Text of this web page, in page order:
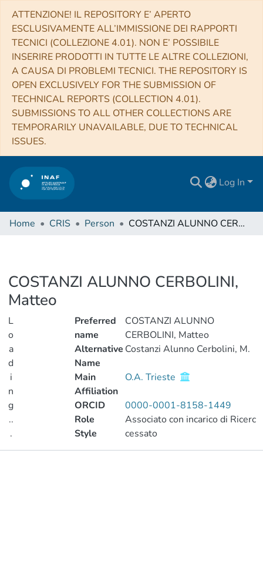
ATTENZIONE! IL REPOSITORY E’ APERTO
ESCLUSIVAMENTE ALL’IMMISSIONE DEI RAPPORTI
TECNICI (COLLEZIONE 4.01). NON E’ POSSIBILE
INSERIRE PRODOTTI IN TUTTE LE ALTRE COLLEZIONI,
A CAUSA DI PROBLEMI TECNICI. THE REPOSITORY IS
OPEN EXCLUSIVELY FOR THE SUBMISSION OF
TECHNICAL REPORTS (COLLECTION 4.01).
SUBMISSIONS TO ALL OTHER COLLECTIONS ARE
TEMPORARILY UNAVAILABLE, DUE TO TECHNICAL
ISSUES.
Log In
Home CRIS Person COSTANZI ALUNNO CERBOLINI, Matteo
COSTANZI ALUNNO CERBOLINI,
Matteo
L
o
a
d
i
n
g
..
.
Loading...
Preferred
name
COSTANZI ALUNNO
CERBOLINI, Matteo
Alternative
Name
Costanzi Alunno Cerbolini, M.
Main
Affiliation
O.A. Trieste
ORCID
0000-0001-8158-1449
Role
Associato con incarico di Ricerc
Style
cessato